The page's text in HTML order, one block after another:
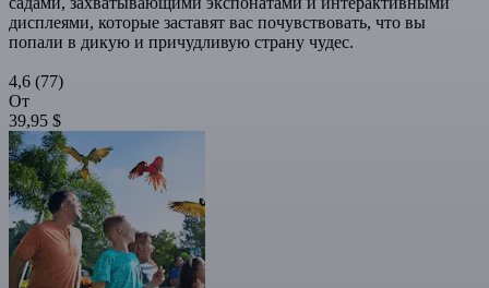
дисплеями, которые заставят вас почувствовать, что вы
попали в дикую и причудливую страну чудес.
4,6 (77)
От
39,95 $